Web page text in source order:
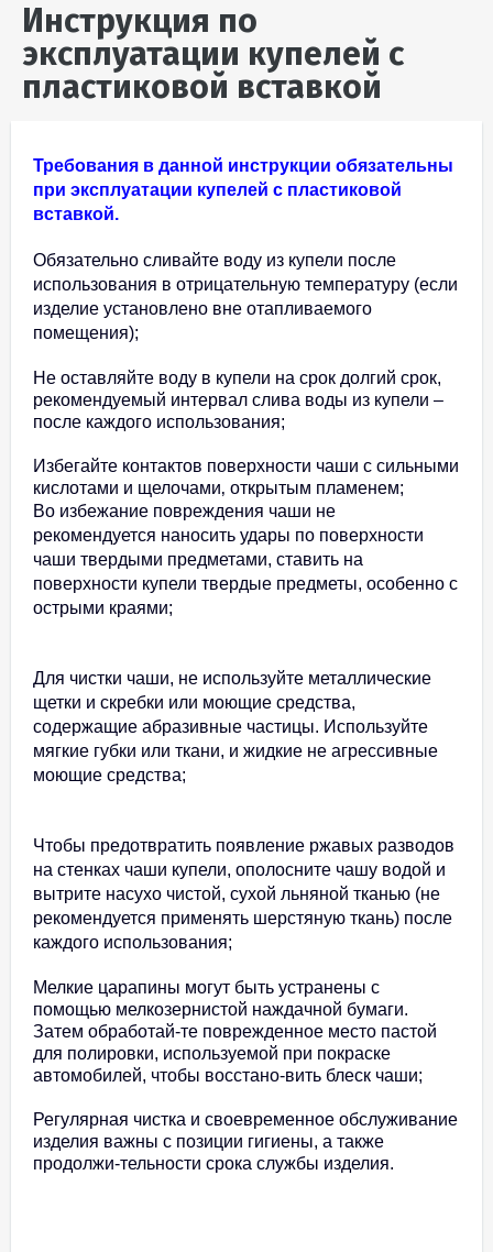
Инструкция по
эксплуатации купелей с
пластиковой вставкой
Требования в данной инструкции обязательны
при эксплуатации купелей с пластиковой
вставкой.
Обязательно сливайте воду из купели после
использования в отрицательную температуру (если
изделие установлено вне отапливаемого
помещения);
Не оставляйте воду в купели на срок долгий срок,
рекомендуемый интервал слива воды из купели –
после каждого использования;
Избегайте контактов поверхности чаши с сильными
кислотами и щелочами‚ открытым пламенем;
Во избежание повреждения чаши не
рекомендуется наносить удары по поверхности
чаши твердыми предметами, ставить на
поверхности купели твердые предметы, особенно с
острыми краями;
Для чистки чаши, не используйте металлические
щетки и скребки или моющие средства,
содержащие абразивные частицы. Используйте
мягкие губки или ткани, и жидкие не агрессивные
моющие средства;
Чтобы предотвратить появление ржавых разводов
на стенках чаши купели, ополосните чашу водой и
вытрите насухо чистой, сухой льняной тканью (не
рекомендуется применять шерстяную ткань) после
каждого использования;
Мелкие царапины могут быть устранены с
помощью мелкозернистой наждачной бумаги.
Затем обработай-те поврежденное место пастой
для полировки, используемой при покраске
автомобилей, чтобы восстано-вить блеск чаши;
Регулярная чистка и своевременное обслуживание
изделия важны с позиции гигиены, а также
продолжи-тельности срока службы изделия.